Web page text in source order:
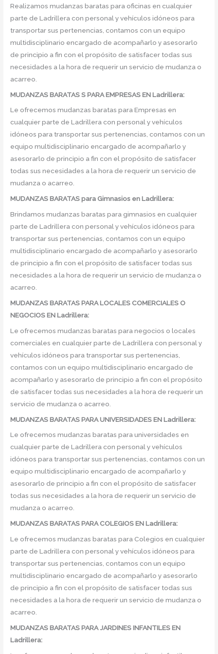
Realizamos mudanzas baratas para oficinas en cualquier
parte de Ladrillera con personal y vehículos idóneos para
transportar sus pertenencias, contamos con un equipo
multidisciplinario encargado de acompañarlo y asesorarlo
de principio a fin con el propósito de satisfacer todas sus
necesidades a la hora de requerir un servicio de mudanza o
acarreo.
MUDANZAS BARATAS S PARA EMPRESAS EN Ladrillera:
Le ofrecemos mudanzas baratas para Empresas en
cualquier parte de Ladrillera con personal y vehículos
idóneos para transportar sus pertenencias, contamos con un
equipo multidisciplinario encargado de acompañarlo y
asesorarlo de principio a fin con el propósito de satisfacer
todas sus necesidades a la hora de requerir un servicio de
mudanza o acarreo.
MUDANZAS BARATAS para Gimnasios en Ladrillera:
Brindamos mudanzas baratas para gimnasios en cualquier
parte de Ladrillera con personal y vehículos idóneos para
transportar sus pertenencias, contamos con un equipo
multidisciplinario encargado de acompañarlo y asesorarlo
de principio a fin con el propósito de satisfacer todas sus
necesidades a la hora de requerir un servicio de mudanza o
acarreo.
MUDANZAS BARATAS PARA LOCALES COMERCIALES O
NEGOCIOS EN Ladrillera:
Le ofrecemos mudanzas baratas para negocios o locales
comerciales en cualquier parte de Ladrillera con personal y
vehículos idóneos para transportar sus pertenencias,
contamos con un equipo multidisciplinario encargado de
acompañarlo y asesorarlo de principio a fin con el propósito
de satisfacer todas sus necesidades a la hora de requerir un
servicio de mudanza o acarreo.
MUDANZAS BARATAS PARA UNIVERSIDADES EN Ladrillera:
Le ofrecemos mudanzas baratas para universidades en
cualquier parte de Ladrillera con personal y vehículos
idóneos para transportar sus pertenencias, contamos con un
equipo multidisciplinario encargado de acompañarlo y
asesorarlo de principio a fin con el propósito de satisfacer
todas sus necesidades a la hora de requerir un servicio de
mudanza o acarreo.
MUDANZAS BARATAS PARA COLEGIOS EN Ladrillera:
Le ofrecemos mudanzas baratas para Colegios en cualquier
parte de Ladrillera con personal y vehículos idóneos para
transportar sus pertenencias, contamos con un equipo
multidisciplinario encargado de acompañarlo y asesorarlo
de principio a fin con el propósito de satisfacer todas sus
necesidades a la hora de requerir un servicio de mudanza o
acarreo.
MUDANZAS BARATAS PARA JARDINES INFANTILES EN
Ladrillera: